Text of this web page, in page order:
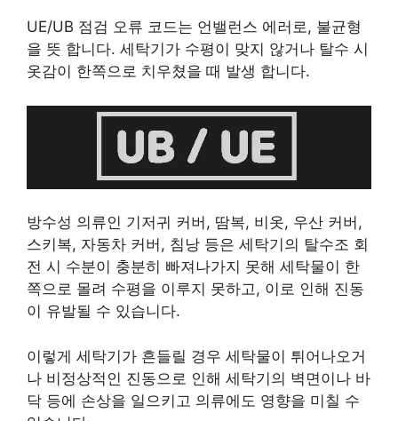
UE/UB 점검 오류 코드는 언밸런스 에러로, 불균형
을 뜻 합니다. 세탁기가 수평이 맞지 않거나 탈수 시
옷감이 한쪽으로 치우쳤을 때 발생 합니다.
방수성 의류인 기저귀 커버, 땀복, 비옷, 우산 커버,
스키복, 자동차 커버, 침낭 등은 세탁기의 탈수조 회
전 시 수분이 충분히 빠져나가지 못해 세탁물이 한
쪽으로 몰려 수평을 이루지 못하고, 이로 인해 진동
이 유발될 수 있습니다.
이렇게 세탁기가 흔들릴 경우 세탁물이 튀어나오거
나 비정상적인 진동으로 인해 세탁기의 벽면이나 바
닥 등에 손상을 일으키고 의류에도 영향을 미칠 수